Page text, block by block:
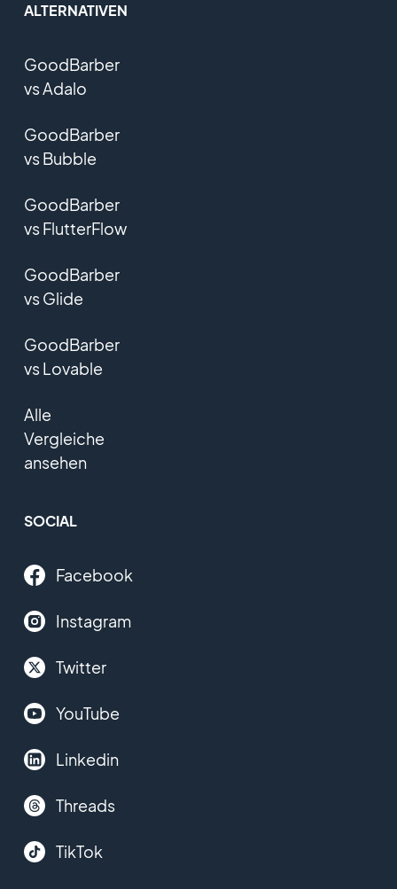
ALTERNATIVEN
GoodBarber
vs Adalo
GoodBarber
vs Bubble
GoodBarber
vs FlutterFlow
GoodBarber
vs Glide
GoodBarber
vs Lovable
Alle
Vergleiche
ansehen
SOCIAL
Facebook
Instagram
Twitter
YouTube
Linkedin
Threads
TikTok